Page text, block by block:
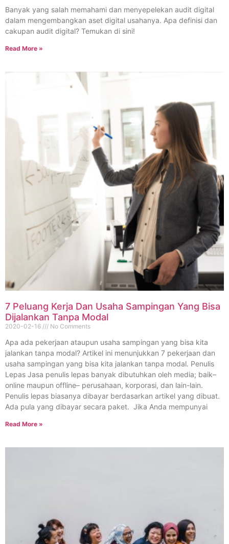
Banyak yang salah memahami dan menyepelekan audit digital
dalam mengembangkan aset digital usahanya. Apa definisi dan
cakupan audit digital? Temukan di sini!
Read More »
7 Peluang Kerja Dan Usaha Sampingan Yang Bisa
Dijalankan Tanpa Modal
2020-02-16 No Comments
Apa ada pekerjaan ataupun usaha sampingan yang bisa kita
jalankan tanpa modal? Artikel ini menunjukkan 7 pekerjaan dan
usaha sampingan yang bisa kita jalankan tanpa modal. Penulis
Lepas Jasa penulis lepas banyak dibutuhkan oleh media; baik–
online maupun offline– perusahaan, korporasi, dan lain-lain.
Penulis lepas biasanya dibayar berdasarkan artikel yang dibuat.
Ada pula yang dibayar secara paket. Jika Anda mempunyai
Read More »